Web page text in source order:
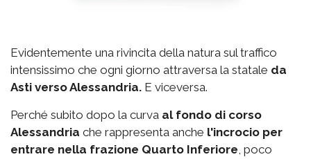
Evidentemente una rivincita della natura sul traffico
intensissimo che ogni giorno attraversa la statale da
Asti verso Alessandria. E viceversa.
Perché subito dopo la curva al fondo di corso
Alessandria che rappresenta anche l'incrocio per
entrare nella frazione Quarto Inferiore, poco